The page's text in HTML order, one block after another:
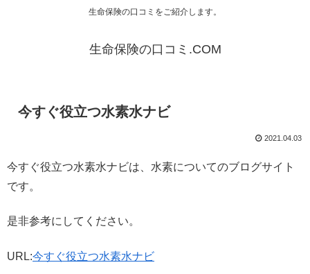
生命保険の口コミをご紹介します。
生命保険の口コミ.COM
今すぐ役立つ水素水ナビ
2021.04.03
今すぐ役立つ水素水ナビは、水素についてのブログサイト
です。
是非参考にしてください。
URL:今すぐ役立つ水素水ナビ